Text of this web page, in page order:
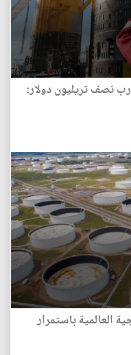
نصف تريليون دولار:
العالمية باستمرار